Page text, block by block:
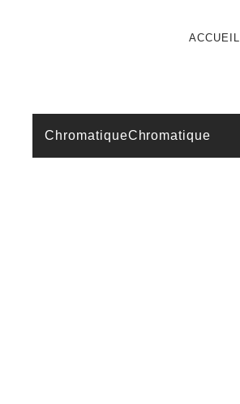
ACCUEIL
ChromatiqueChromatique